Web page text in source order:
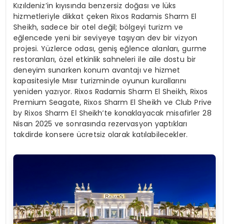
Kızıldeniz’in kıyısında benzersiz doğası ve lüks
hizmetleriyle dikkat çeken Rixos Radamis Sharm El
Sheikh, sadece bir otel değil; bölgeyi turizm ve
eğlencede yeni bir seviyeye taşıyan dev bir vizyon
projesi. Yüzlerce odası, geniş eğlence alanları, gurme
restoranları, özel etkinlik sahneleri ile aile dostu bir
deneyim sunarken konum avantajı ve hizmet
kapasitesiyle Mısır turizminde oyunun kurallarını
yeniden yazıyor. Rixos Radamis Sharm El Sheikh, Rixos
Premium Seagate, Rixos Sharm El Sheikh ve Club Prive
by Rixos Sharm El Sheikh’te konaklayacak misafirler 28
Nisan 2025 ve sonrasında rezervasyon yaptıkları
takdirde konsere ücretsiz olarak katılabilecekler.